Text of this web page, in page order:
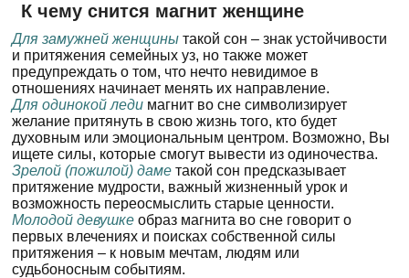
К чему снится магнит женщине
Для замужней женщины такой сон – знак устойчивости
и притяжения семейных уз, но также может
предупреждать о том, что нечто невидимое в
отношениях начинает менять их направление.
Для одинокой леди магнит во сне символизирует
желание притянуть в свою жизнь того, кто будет
духовным или эмоциональным центром. Возможно, Вы
ищете силы, которые смогут вывести из одиночества.
Зрелой (пожилой) даме такой сон предсказывает
притяжение мудрости, важный жизненный урок и
возможность переосмыслить старые ценности.
Молодой девушке образ магнита во сне говорит о
первых влечениях и поисках собственной силы
притяжения – к новым мечтам, людям или
судьбоносным событиям.